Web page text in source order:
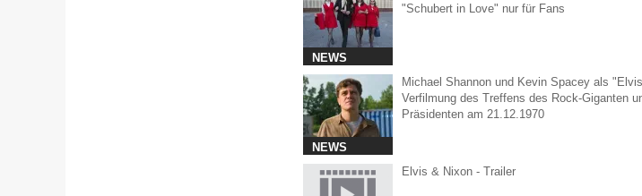
NEWS
"Schubert in Love" nur für Fans
NEWS
Michael Shannon und Kevin Spacey als
Verfilmung des Treffens des Rock-Giganten
Präsidenten am 21.12.1970
Elvis & Nixon - Trailer